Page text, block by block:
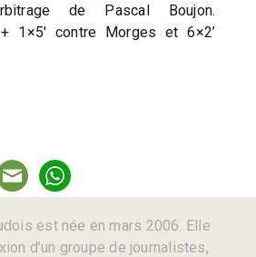
de Pascal Boujon.
1×5′ contre Morges et 6×2’
est née en mars 2006. Elle
d’un groupe de journalistes,